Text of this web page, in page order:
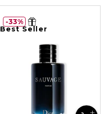
Best Seller
33%